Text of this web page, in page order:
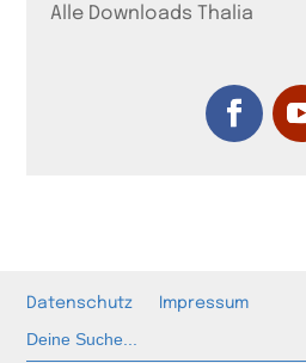
Alle Downloads Thalia
Datenschutz Impressum
nach: